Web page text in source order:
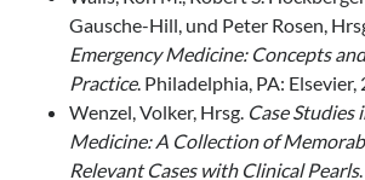
Gausche-Hill, und Peter Rosen,
Emergency Medicine: Concepts
Practice. Philadelphia, PA: Elsevier,
Wenzel, Volker, Hrsg. Case Studies
Medicine: A Collection of
Relevant Cases with Clinical Pearls